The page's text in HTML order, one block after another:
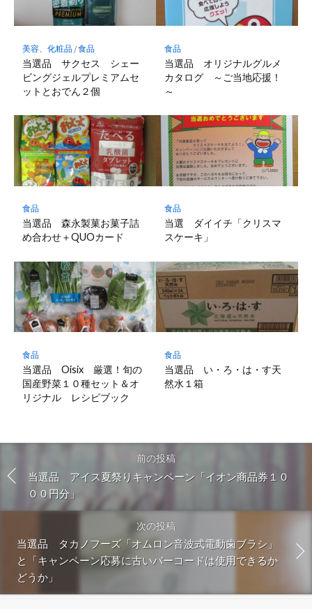
美容、化粧品/食品
当選品 サクセス シェー
ビングジェルプレミアムセ
ットとおでん２個
食品
当選品 オリジナルグルメ
カタログ ～ご当地応援！
～
食品
当選品 森永製菓お菓子詰
め合わせ＋QUOカード
食品
当選 ダイイチ「クリスマ
スケーキ」
食品
当選品 Oisix 厳選！旬の
国産野菜１０種セット＆オ
リジナル レシピブック
食品
当選品 い・ろ・は・す天
然水１箱
前の投稿
当選品 アイス夏祭りキャンペーン「イオン商品券１０
００円分」
次の投稿
当選品 タカノフーズ「オムロン音波式電動歯ブラシ」
と「キャンペーン応募に古いバーコードは使用できるか
どうか」